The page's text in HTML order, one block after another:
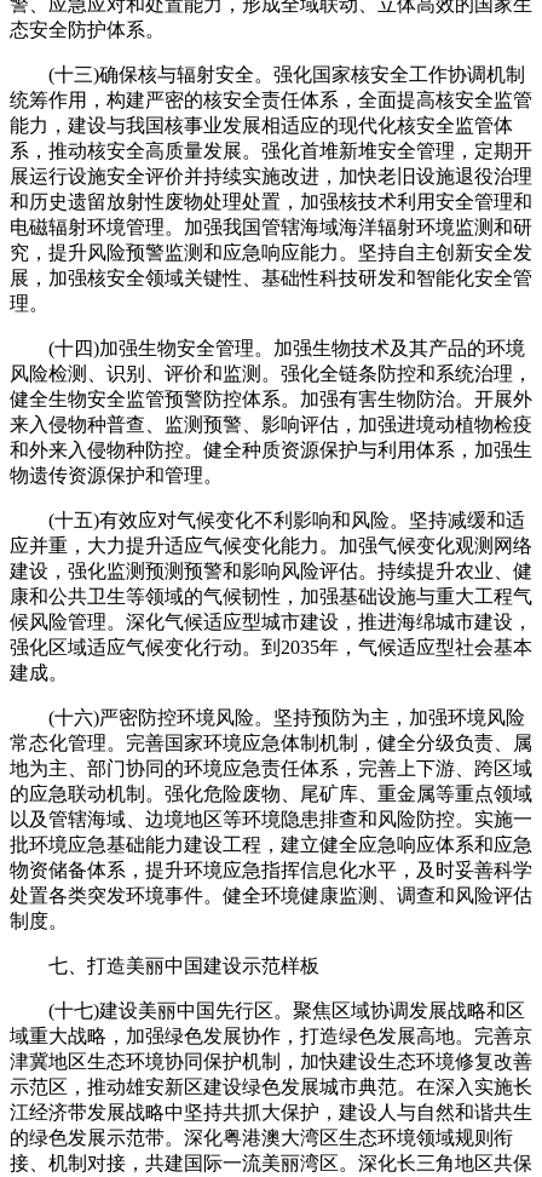
态安全防护体系。
(十三)确保核与辐射安全。强化国家核安全工作协调机制
统筹作用，构建严密的核安全责任体系，全面提高核安全监管
能力，建设与我国核事业发展相适应的现代化核安全监管体
系，推动核安全高质量发展。强化首堆新堆安全管理，定期开
展运行设施安全评价并持续实施改进，加快老旧设施退役治理
和历史遗留放射性废物处理处置，加强核技术利用安全管理和
电磁辐射环境管理。加强我国管辖海域海洋辐射环境监测和研
究，提升风险预警监测和应急响应能力。坚持自主创新安全发
展，加强核安全领域关键性、基础性科技研发和智能化安全管
理。
(十四)加强生物安全管理。加强生物技术及其产品的环境
风险检测、识别、评价和监测。强化全链条防控和系统治理，
健全生物安全监管预警防控体系。加强有害生物防治。开展外
来入侵物种普查、监测预警、影响评估，加强进境动植物检疫
和外来入侵物种防控。健全种质资源保护与利用体系，加强生
物遗传资源保护和管理。
(十五)有效应对气候变化不利影响和风险。坚持减缓和适
应并重，大力提升适应气候变化能力。加强气候变化观测网络
建设，强化监测预测预警和影响风险评估。持续提升农业、健
康和公共卫生等领域的气候韧性，加强基础设施与重大工程气
候风险管理。深化气候适应型城市建设，推进海绵城市建设，
强化区域适应气候变化行动。到2035年，气候适应型社会基本
建成。
(十六)严密防控环境风险。坚持预防为主，加强环境风险
常态化管理。完善国家环境应急体制机制，健全分级负责、属
地为主、部门协同的环境应急责任体系，完善上下游、跨区域
的应急联动机制。强化危险废物、尾矿库、重金属等重点领域
以及管辖海域、边境地区等环境隐患排查和风险防控。实施一
批环境应急基础能力建设工程，建立健全应急响应体系和应急
物资储备体系，提升环境应急指挥信息化水平，及时妥善科学
处置各类突发环境事件。健全环境健康监测、调查和风险评估
制度。
七、打造美丽中国建设示范样板
(十七)建设美丽中国先行区。聚焦区域协调发展战略和区
域重大战略，加强绿色发展协作，打造绿色发展高地。完善京
津冀地区生态环境协同保护机制，加快建设生态环境修复改善
示范区，推动雄安新区建设绿色发展城市典范。在深入实施长
江经济带发展战略中坚持共抓大保护，建设人与自然和谐共生
的绿色发展示范带。深化粤港澳大湾区生态环境领域规则衔
接、机制对接，共建国际一流美丽湾区。深化长三角地区共保